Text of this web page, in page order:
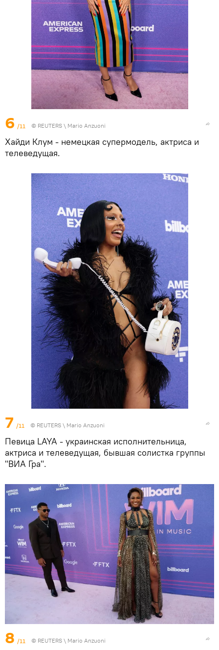
6 /11 © REUTERS \ Mario Anzuoni
Хайди Клум - немецкая супермодель, актриса и
телеведущая.
7 /11 © REUTERS \ Mario Anzuoni
Певица LAYA - украинская исполнительница,
актриса и телеведущая, бывшая солистка группы
"ВИА Гра".
8 /11 © REUTERS \ Mario Anzuoni